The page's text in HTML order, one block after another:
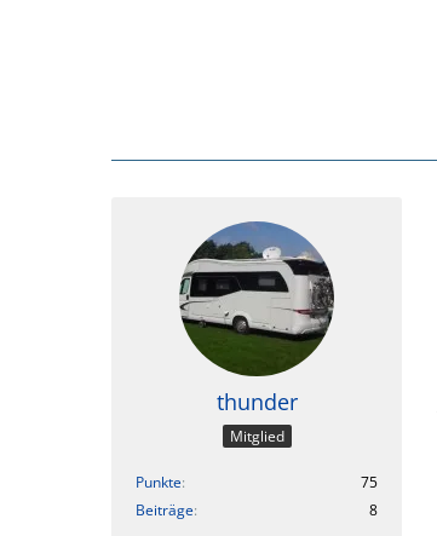
thunder
Mitglied
Punkte
75
Beiträge
8